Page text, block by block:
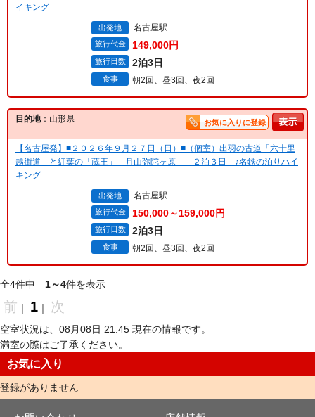
イキング
出発地 名古屋駅
旅行代金 149,000円
旅行日数 2泊3日
食事 朝2回、昼3回、夜2回
目的地：山形県 お気に入りに登録
【名古屋発】■２０２６年９月２７日（日）■（個室）出羽の古道「六十里
越街道」と紅葉の「蔵王」「月山弥陀ヶ原」 ２泊３日 ♪名鉄の泊りハイ
キング
出発地 名古屋駅
旅行代金 150,000～159,000円
旅行日数 2泊3日
食事 朝2回、昼3回、夜2回
全4件中 1～4件を表示
前 ｜ 1 ｜ 次
空室状況は、08月08日 21:45 現在の情報です。
満室の際はご了承ください。
お気に入り
登録がありません